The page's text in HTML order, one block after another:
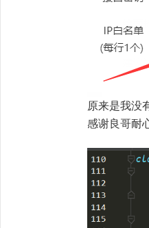
原来是我没
感谢良哥耐